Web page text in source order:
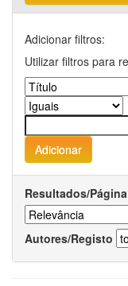
Adicionar filtros:
Utilizar filtros para
Resultados/Página
Autores/Registo